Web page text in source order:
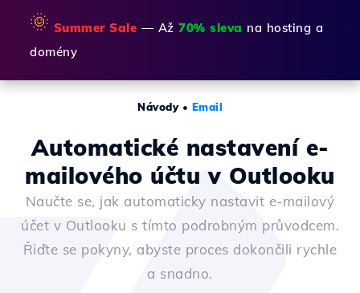
🌞 Summer Sale — Až 70% sleva na hosting a
domény
Návody• Email
Automatické nastavení e-
mailového účtu v Outlooku
Naučte se, jak automaticky nastavit e-mailový
účet v Outlooku s tímto podrobným průvodcem.
Řiďte se pokyny, abyste proces dokončili rychle
a snadno.